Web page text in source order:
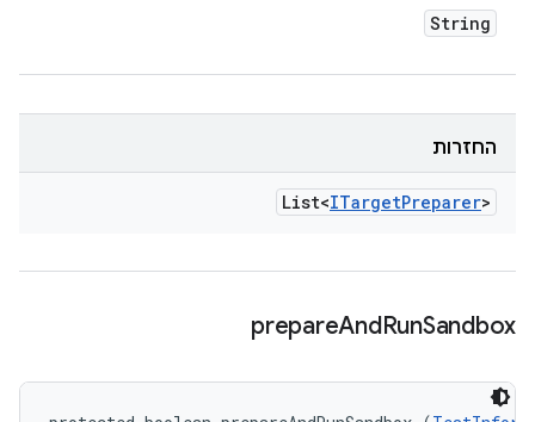
String
החזרות
List<ITargetPreparer>
prepareAndRunSandbox